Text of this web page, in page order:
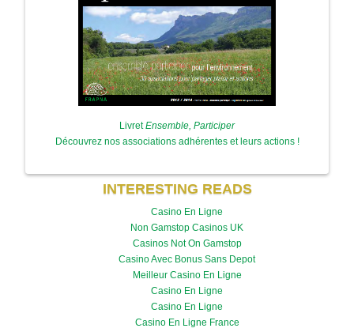
LivretEnsemble, Participer
Découvrez nos associations adhérentes et leurs actions !
INTERESTING READS
Casino En Ligne
Non Gamstop Casinos UK
Casinos Not On Gamstop
Casino Avec Bonus Sans Depot
Meilleur Casino En Ligne
Casino En Ligne
Casino En Ligne
Casino En Ligne France